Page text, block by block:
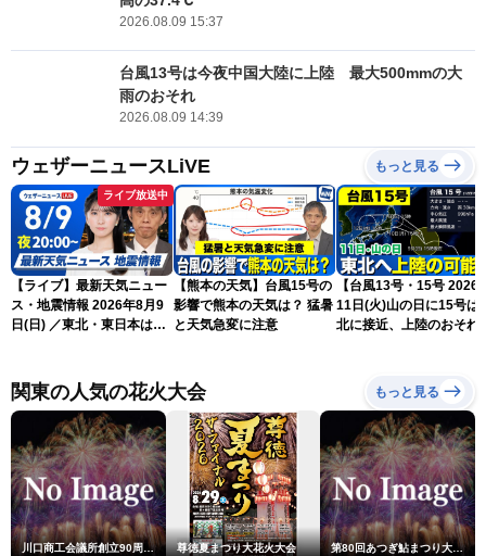
2026.08.09 15:37
台風13号は今夜中国大陸に上陸 最大500mmの大
雨のおそれ
2026.08.09 14:39
ウェザーニュースLiVE もっと見る
ライブ放送中
【ライブ】最新天気ニュー
ス・地震情報 2026年8月9
日(日) ／東北・東日本は急
衣／芳野達郎〉
【熊本の天気】台風15号の
影響で熊本の天気は？ 猛暑
と天気急変に注意
【台風13号・15号 2026
11日(火)山の日に15号は
北に接近、上陸のおそれ
関東の人気の花火大会 もっと見る
川口商工会議所創立90周年・青年部40周年・女性会30周年記念 第6回川口花火大会 尊徳夏まつり大花火大会 第80回あつぎ鮎まつり大花火大会